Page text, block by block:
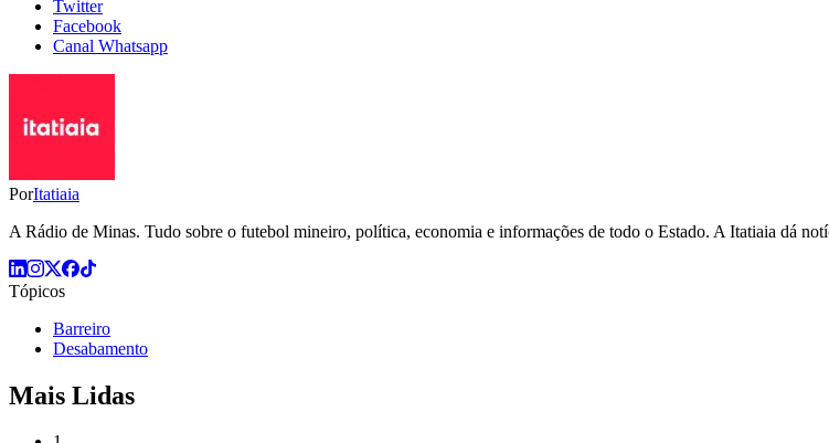
Twitter
Facebook
Canal Whatsapp
PorItatiaia
A Rádio de Minas. Tudo sobre o futebol mineiro, política, economia e informações de todo o Estado. A Itatiaia dá
Tópicos
Barreiro
Desabamento
Mais Lidas